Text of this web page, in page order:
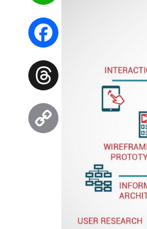
WhatsApp
Facebook
Threads